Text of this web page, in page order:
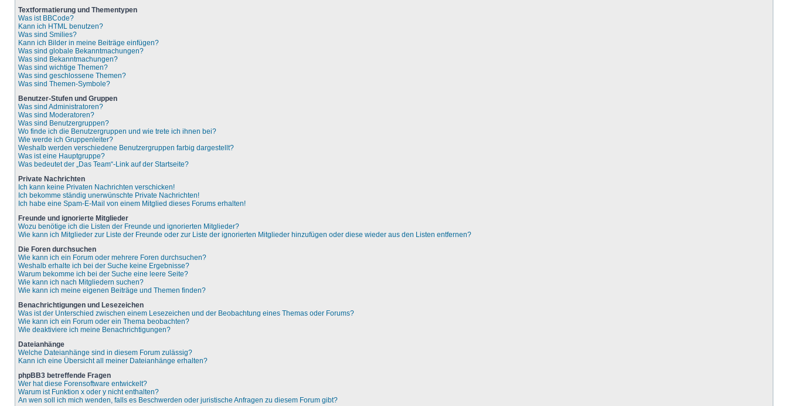
Textformatierung und Thementypen
Was ist BBCode?
Kann ich HTML benutzen?
Was sind Smilies?
Kann ich Bilder in meine Beiträge einfügen?
Was sind globale Bekanntmachungen?
Was sind Bekanntmachungen?
Was sind wichtige Themen?
Was sind geschlossene Themen?
Was sind Themen-Symbole?
Benutzer-Stufen und Gruppen
Was sind Administratoren?
Was sind Moderatoren?
Was sind Benutzergruppen?
Wo finde ich die Benutzergruppen und wie trete ich ihnen bei?
Wie werde ich Gruppenleiter?
Weshalb werden verschiedene Benutzergruppen farbig dargestellt?
Was ist eine Hauptgruppe?
Was bedeutet der „Das Team“-Link auf der Startseite?
Private Nachrichten
Ich kann keine Privaten Nachrichten verschicken!
Ich bekomme ständig unerwünschte Private Nachrichten!
Ich habe eine Spam-E-Mail von einem Mitglied dieses Forums erhalten!
Freunde und ignorierte Mitglieder
Wozu benötige ich die Listen der Freunde und ignorierten Mitglieder?
Wie kann ich Mitglieder zur Liste der Freunde oder zur Liste der ignorierten Mitglieder hinzufügen oder diese wieder aus den Listen entfernen?
Die Foren durchsuchen
Wie kann ich ein Forum oder mehrere Foren durchsuchen?
Weshalb erhalte ich bei der Suche keine Ergebnisse?
Warum bekomme ich bei der Suche eine leere Seite?
Wie kann ich nach Mitgliedern suchen?
Wie kann ich meine eigenen Beiträge und Themen finden?
Benachrichtigungen und Lesezeichen
Was ist der Unterschied zwischen einem Lesezeichen und der Beobachtung eines Themas oder Forums?
Wie kann ich ein Forum oder ein Thema beobachten?
Wie deaktiviere ich meine Benachrichtigungen?
Dateianhänge
Welche Dateianhänge sind in diesem Forum zulässig?
Kann ich eine Übersicht all meiner Dateianhänge erhalten?
phpBB3 betreffende Fragen
Wer hat diese Forensoftware entwickelt?
Warum ist Funktion x oder y nicht enthalten?
An wen soll ich mich wenden, falls es Beschwerden oder juristische Anfragen zu diesem Forum gibt?